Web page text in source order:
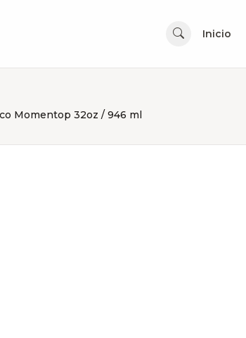
Inicio
Momentop 32oz / 946 ml